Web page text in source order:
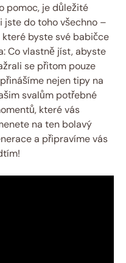
pomoc, je důležité
jste do toho všechno –
které byste své babičce
Co vlastně jíst, abyste
se přitom pouze
nejen tipy na
svalům potřebné
které vás
na ten bolavý
a připravíme vás